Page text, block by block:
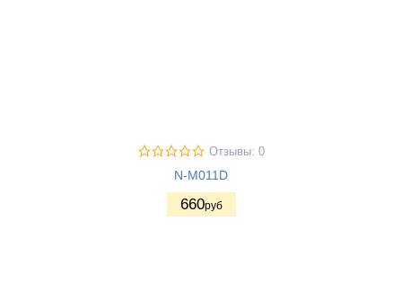
Отзывы: 0
N-M011D
660руб